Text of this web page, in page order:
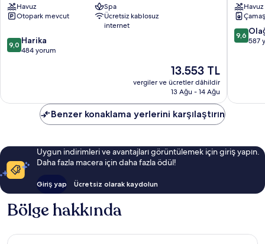
Hotel
El
d'en
Serralta
Havuz
Spa
Otopark mevcut
Ücretsiz kablosuz
internet
10
üzerinden
9,0 Harika
484 yorum
Güncel
fiyat:
13.553 TL
13.553 TL
vergiler ve ücretler dâhildir
13 Ağu - 14 Ağu
Palma
de
Mallorca
Eski
Havuz
10
9,6
587
Benzer konaklama yerlerini karşılaştırın
Uygun indirimleri ve avantajları görüntülemek için giriş yapın.
Daha fazla macera için daha fazla ödül!
Giriş yap Ücretsiz olarak kaydolun
Bölge hakkında